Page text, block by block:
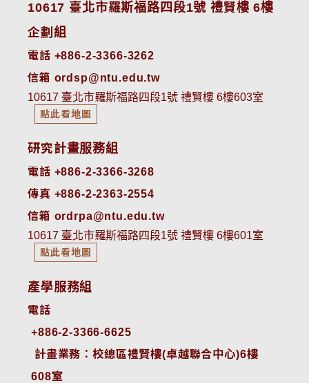
10617 臺北市羅斯福路四段1號 禮賢樓 6樓
企劃組
電話 +886-2-3366-3262
信箱 ordsp@ntu.edu.tw
10617 臺北市羅斯福路四段1號 禮賢樓 6樓603室
點此看地圖
研究計畫服務組
電話 +886-2-3366-3268
傳真 +886-2-2363-2554
信箱 ordrpa@ntu.edu.tw
10617 臺北市羅斯福路四段1號 禮賢樓 6樓601室
點此看地圖
產學服務組
電話
+886-2-3366-6625
計畫業務：校總區禮賢樓(卓越聯合中心)6樓
608室